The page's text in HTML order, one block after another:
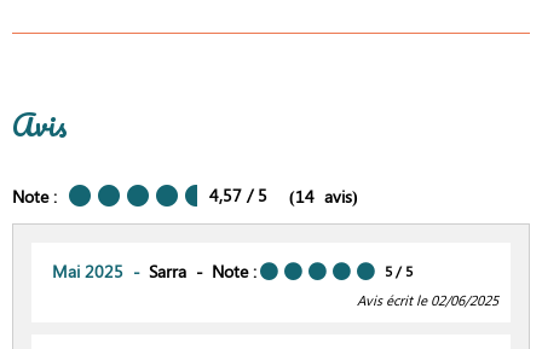
Avis
Note : 4,57 / 5 (14 avis)
Mai 2025 Sarra Note : 5 / 5
Avis écrit le 02/06/2025